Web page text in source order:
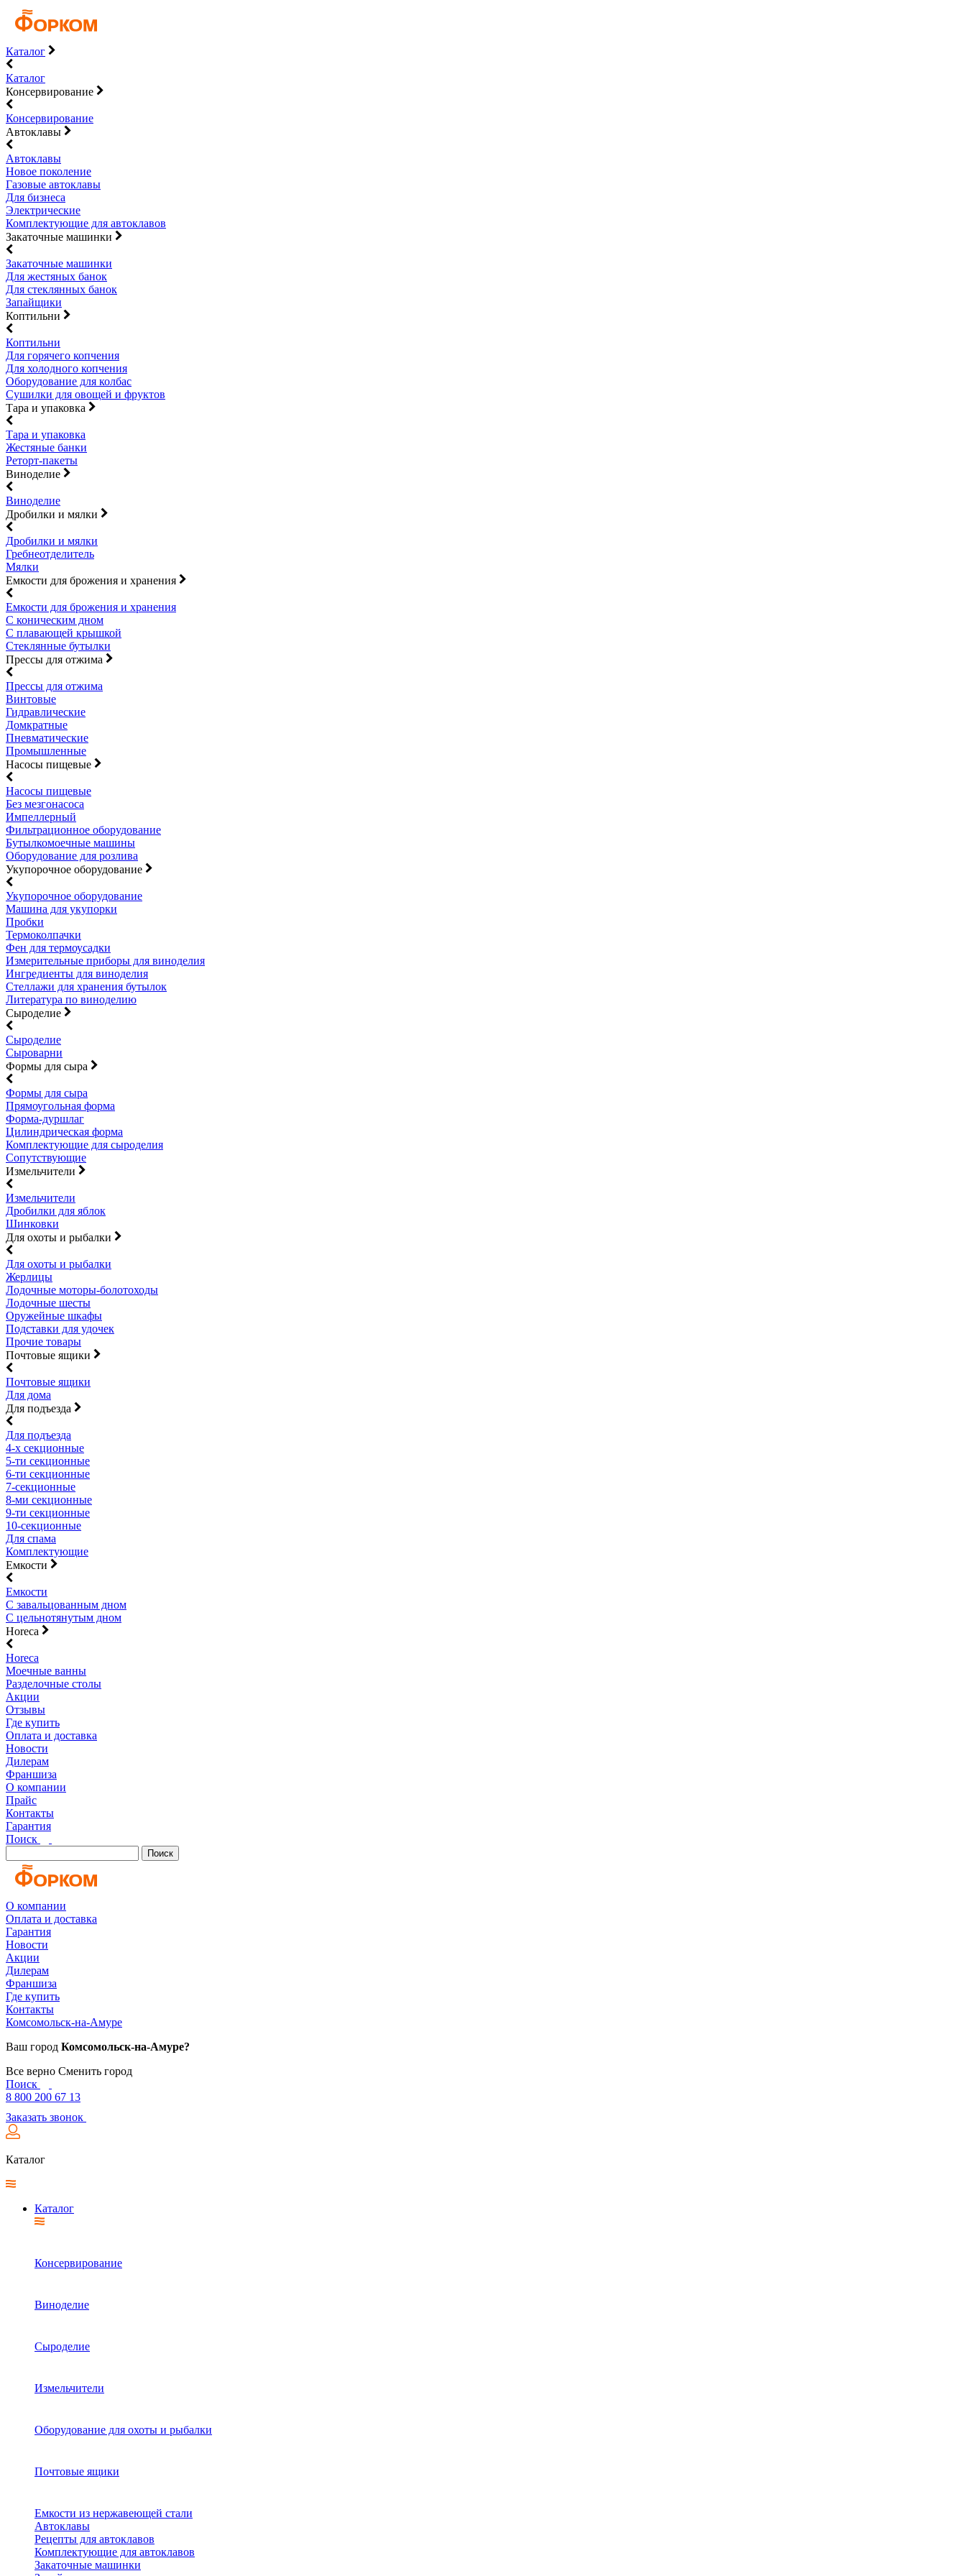
Каталог
Каталог
Консервирование
Консервирование
Автоклавы
Автоклавы
Новое поколение
Газовые автоклавы
Для бизнеса
Электрические
Комплектующие для автоклавов
Закаточные машинки
Закаточные машинки
Для жестяных банок
Для стеклянных банок
Запайщики
Коптильни
Коптильни
Для горячего копчения
Для холодного копчения
Оборудование для колбас
Сушилки для овощей и фруктов
Тара и упаковка
Тара и упаковка
Жестяные банки
Реторт-пакеты
Виноделие
Виноделие
Дробилки и мялки
Дробилки и мялки
Гребнеотделитель
Мялки
Емкости для брожения и хранения
Емкости для брожения и хранения
С коническим дном
С плавающей крышкой
Стеклянные бутылки
Прессы для отжима
Прессы для отжима
Винтовые
Гидравлические
Домкратные
Пневматические
Промышленные
Насосы пищевые
Насосы пищевые
Без мезгонасоса
Импеллерный
Фильтрационное оборудование
Бутылкомоечные машины
Оборудование для розлива
Укупорочное оборудование
Укупорочное оборудование
Машина для укупорки
Пробки
Термоколпачки
Фен для термоусадки
Измерительные приборы для виноделия
Ингредиенты для виноделия
Стеллажи для хранения бутылок
Литература по виноделию
Сыроделие
Сыроделие
Сыроварни
Формы для сыра
Формы для сыра
Прямоугольная форма
Форма-дуршлаг
Цилиндрическая форма
Комплектующие для сыроделия
Сопутствующие
Измельчители
Измельчители
Дробилки для яблок
Шинковки
Для охоты и рыбалки
Для охоты и рыбалки
Жерлицы
Лодочные моторы-болотоходы
Лодочные шесты
Оружейные шкафы
Подставки для удочек
Прочие товары
Почтовые ящики
Почтовые ящики
Для дома
Для подъезда
Для подъезда
4-х секционные
5-ти секционные
6-ти секционные
7-секционные
8-ми секционные
9-ти секционные
10-секционные
Для спама
Комплектующие
Емкости
Емкости
С завальцованным дном
С цельнотянутым дном
Horeca
Horeca
Моечные ванны
Разделочные столы
Акции
Отзывы
Где купить
Оплата и доставка
Новости
Дилерам
Франшиза
О компании
Прайс
Контакты
Гарантия
Поиск
Поиск
О компании
Оплата и доставка
Гарантия
Новости
Акции
Дилерам
Франшиза
Где купить
Контакты
Комсомольск-на-Амуре
Ваш город Комсомольск-на-Амуре?
Все верно Сменить город
Поиск
8 800 200 67 13
Заказать звонок
Каталог
Каталог
Консервирование
Виноделие
Сыроделие
Измельчители
Оборудование для охоты и рыбалки
Почтовые ящики
Емкости из нержавеющей стали
Автоклавы
Рецепты для автоклавов
Комплектующие для автоклавов
Закаточные машинки